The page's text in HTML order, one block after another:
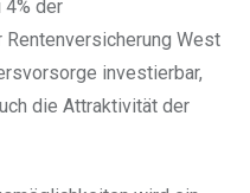
der
West
investierbar,
die Attraktivität der